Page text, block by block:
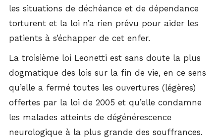
les situations de déchéance et de dépendance
torturent et la loi n’a rien prévu pour aider les
patients à s’échapper de cet enfer.
La troisième loi Leonetti est sans doute la plus
dogmatique des lois sur la fin de vie, en ce sens
qu’elle a fermé toutes les ouvertures (légères)
offertes par la loi de 2005 et qu’elle condamne
les malades atteints de dégénérescence
neurologique à la plus grande des souffrances.